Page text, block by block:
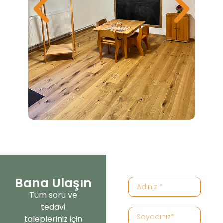
Bana Ulaşın
Tüm soru ve
tedavi
talepleriniz için